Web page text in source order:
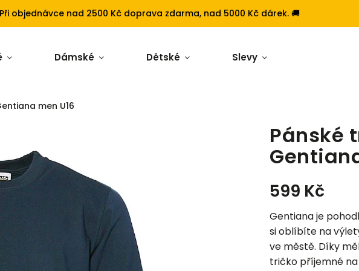
Při objednávce nad 2500 Kč doprava zdarma, nad 5000 Kč dárek. 🚚
Dámské Dětské Slevy
men U16
Pánské
599 Kč
Gentiana je
si oblíbíte na
ve městě. Díky
tričko příjemné